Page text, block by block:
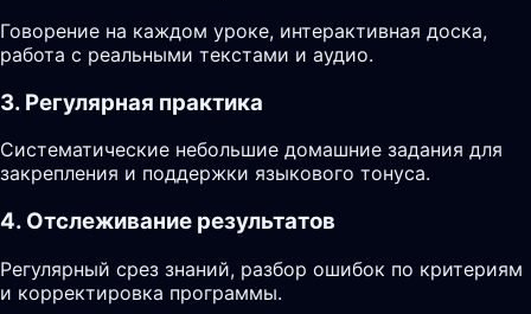
Говорение на каждом уроке, интерактивная доска,
работа с реальными текстами и аудио.
3. Регулярная практика
Систематические небольшие домашние задания для
закрепления и поддержки языкового тонуса.
4. Отслеживание результатов
Регулярный срез знаний, разбор ошибок по критериям
и корректировка программы.